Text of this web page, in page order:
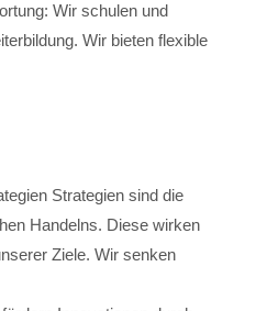
Wir schulen und
Wir bieten flexible
Strategien sind die
Handelns. Diese wirken
Ziele. Wir senken